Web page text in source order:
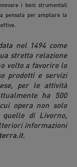
i beni strumentali
pensata per ampliare la
nel 1494 come
stretta relazione
volto a favorire lo
prodotti e servizi
per le attività
ha 500
opera non solo
di Livorno,
informazioni
.